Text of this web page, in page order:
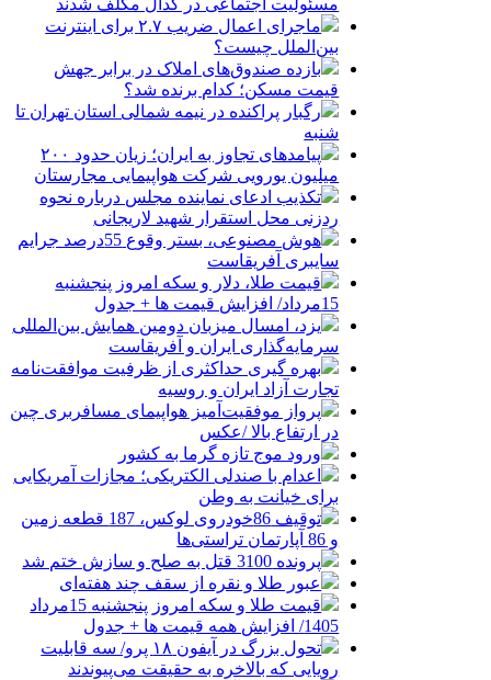
مسئولیت اجتماعی در کدال مکلف شدند
ماجرای اعمال ضریب ۲.۷ برای اینترنت
بین‌الملل چیست؟
بازده صندوق‌های املاک در برابر جهش
قیمت مسکن؛ کدام برنده شد؟
رگبار پراکنده در نیمه شمالی استان تهران تا
شنبه
پیامدهای تجاوز به ایران؛ زیان حدود ۲۰۰
میلیون یورویی شرکت هواپیمایی مجارستان
تکذیب ادعای نماینده مجلس درباره نحوه
ردزنی محل استقرار شهید لاریجانی
هوش مصنوعی، بستر وقوع 55درصد جرایم
سایبری آفریقاست
قیمت طلا، دلار و سکه امروز پنجشنبه
15مرداد/ افزایش قیمت ها + جدول
یزد، امسال میزبان دومین همایش بین‌المللی
سرمایه‌گذاری ایران و آفریقاست
بهره گیری حداکثری از ظرفیت موافقت‌نامه
تجارت آزاد ایران و روسیه
پرواز موفقیت‌آمیز هواپیمای مسافربری چین
در ارتفاع بالا /عکس
ورود موج تازه گرما به کشور
اعدام با صندلی الکتریکی؛ مجازات آمریکایی
برای خیانت به وطن
توقیف 86خودروی لوکس، 187 قطعه زمین
و 86 آپارتمان تراستی‌ها
پرونده 3100 قتل به صلح و سازش ختم شد
عبور طلا و نقره از سقف چند هفته‌ای
قیمت طلا و سکه امروز پنجشنبه 15مرداد
1405/ افزایش همه قیمت ها + جدول
تحول بزرگ در آیفون ۱۸ پرو/ سه قابلیت
رویایی که بالاخره به حقیقت می‌پیوندند